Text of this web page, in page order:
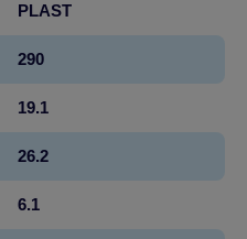
PLAST
290
19.1
26.2
6.1